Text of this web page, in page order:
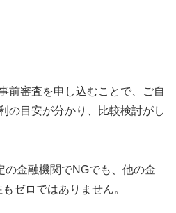
前審査を申し込むことで、ご自
の目安が分かり、比較検討がし
の金融機関でNGでも、他の金
ゼロではありません。